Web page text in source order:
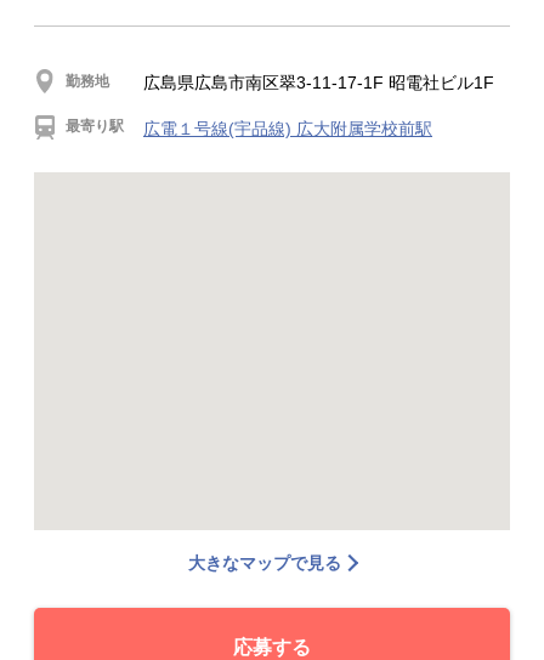
勤務地 広島県広島市南区翠3-11-17-1F 昭電社ビル1F
最寄り駅 広電１号線(宇品線) 広大附属学校前駅
大きなマップで見る
応募する